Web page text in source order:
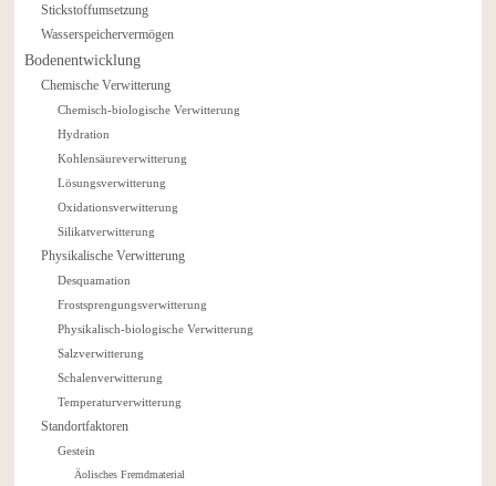
Stickstoffumsetzung
Wasserspeichervermögen
Bodenentwicklung
Chemische Verwitterung
Chemisch-biologische Verwitterung
Hydration
Kohlensäureverwitterung
Lösungsverwitterung
Oxidationsverwitterung
Silikatverwitterung
Physikalische Verwitterung
Desquamation
Frostsprengungsverwitterung
Physikalisch-biologische Verwitterung
Salzverwitterung
Schalenverwitterung
Temperaturverwitterung
Standortfaktoren
Gestein
Äolisches Fremdmaterial